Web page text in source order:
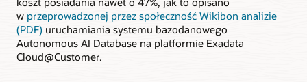
w przeprowadzonej przez społeczność Wikibon analizie
(PDF) uruchamiania systemu bazodanowego
Autonomous AI Database na platformie Exadata
Cloud@Customer.